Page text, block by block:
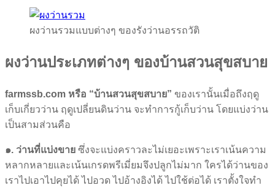
ผงว่านรวมแบบต่างๆ ของรังว่านอรรถวัติ
ผงว่านประเภทต่างๆ ของบ้านสวนสุขสบาย
farmssb.com หรือ “บ้านสวนสุขสบาย” ของเรานั้นเมื่อถึงฤดู
เก็บเกี่ยวว่าน ฤดูเปลี่ยนดินว่าน จะทำการกู้เก็บว่าน โดยแบ่งว่าน
เป็นสามส่วนคือ
๑. ว่านที่แบ่งขาย ซึ่งจะแบ่งคราวละไม่เยอะเพราะเราเน้นความ
หลากหลายและเน้นเกรดพรีเมี่ยมจึงปลูกไม่มาก ใครได้ว่านของ
เราไปเอาไปคุยได้ ไปอวด ไปอ้างอิงได้ ไปใช้ต่อได้ เราตั้งใจทำ